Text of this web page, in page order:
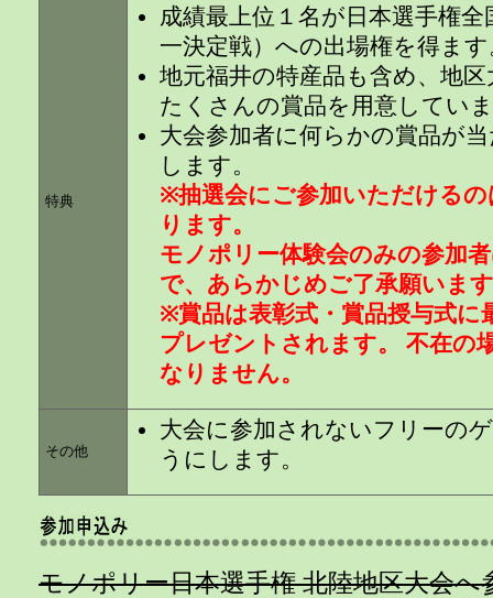
特典
成績最上位１名が日本選手権
一決定戦）への出場権を得ます
地元福井の特産品も含め、地
たくさんの賞品を用意してい
大会参加者に何らかの賞品が
します。
※抽選会にご参加いただける
ります。
モノポリー体験会のみの参加
で、あらかじめご了承願いま
※賞品は表彰式・賞品授与式に
プレゼントされます。 不在の
なりません。
その他
大会に参加されないフリーの
うにします。
モノポリー日本選手権 北陸地区大会へ